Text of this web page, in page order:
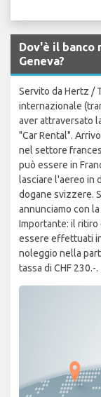
Dov'è il banco
Geneva?
Servito da Hertz /
internazionale
aver attraversato
"Car Rental".
nel settore
può essere in
lasciare l'aereo in
dogane svizzere.
annunciamo con
Importante: il
essere effettuati
noleggio nella
tassa di CHF 230.-.